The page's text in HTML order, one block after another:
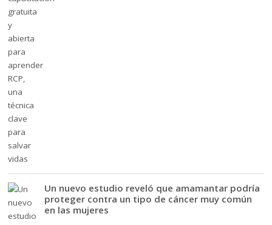
Un nuevo estudio reveló que amamantar podría
proteger contra un tipo de cáncer muy común
en las mujeres